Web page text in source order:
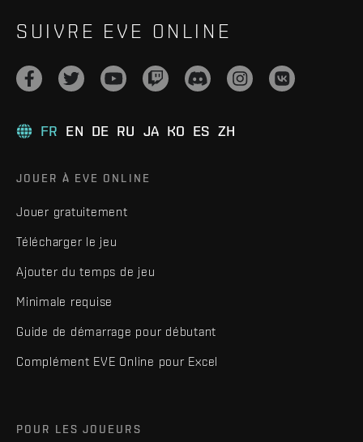
SUIVRE EVE ONLINE
FR EN DE RU JA KO ES ZH
JOUER À EVE ONLINE
Jouer gratuitement
Télécharger le jeu
Ajouter du temps de jeu
Minimale requise
Guide de démarrage pour débutant
Complément EVE Online pour Excel
POUR LES JOUEURS